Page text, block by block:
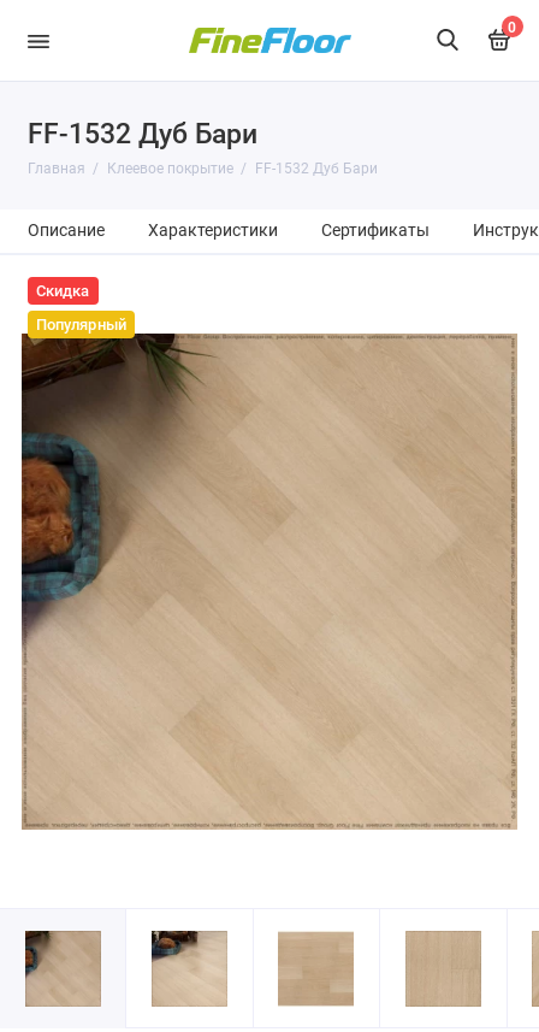
0
FF-1532 Дуб Бари
Главная Клеевое покрытие FF-1532 Дуб Бари
Описание Характеристики Сертификаты
Скидка
Популярный